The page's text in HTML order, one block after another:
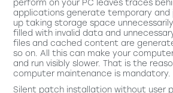
perform on your PC leaves traces
applications generate temporary and
up taking storage space
filled with invalid data and
files and cached content are
so on. All this can make your
and run visibly slower. That is the
computer maintenance is mandatory.
Silent patch installation without user